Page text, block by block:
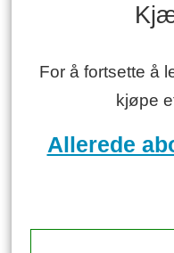
For å fortsette å
kjøpe
Allerede